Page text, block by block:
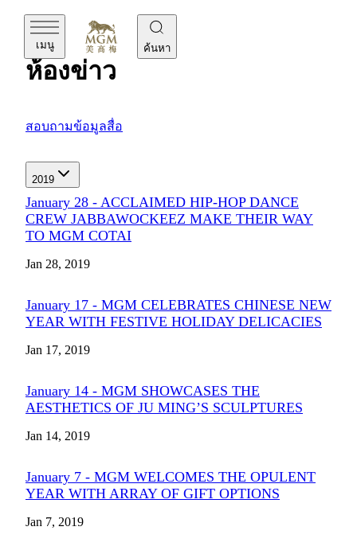
เมนู ค้นหา
MGM
ห้องข่าว
สอบถามข้อมูลสื่อ
2019
January 28 - ACCLAIMED HIP-HOP DANCE
CREW JABBAWOCKEEZ MAKE THEIR WAY
TO MGM COTAI
Jan 28, 2019
January 17 - MGM CELEBRATES CHINESE NEW
YEAR WITH FESTIVE HOLIDAY DELICACIES
Jan 17, 2019
January 14 - MGM SHOWCASES THE
AESTHETICS OF JU MING’S SCULPTURES
Jan 14, 2019
January 7 - MGM WELCOMES THE OPULENT
YEAR WITH ARRAY OF GIFT OPTIONS
Jan 7, 2019